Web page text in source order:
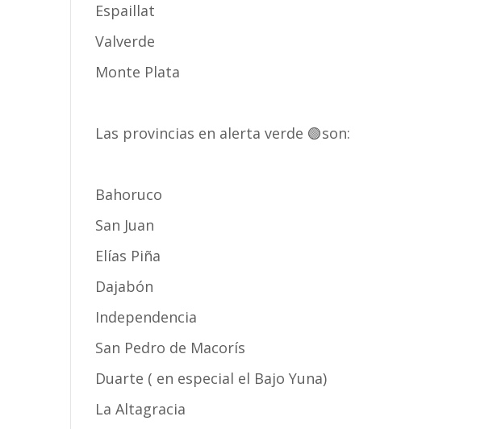
Espaillat
Valverde
Monte Plata
Las provincias en alerta verde 🟢son:
Bahoruco
San Juan
Elías Piña
Dajabón
Independencia
San Pedro de Macorís
Duarte ( en especial el Bajo Yuna)
La Altagracia